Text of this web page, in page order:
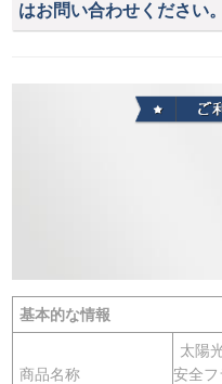
はお問い合わせください。
基本的な情報
商品名称
太陽
安全